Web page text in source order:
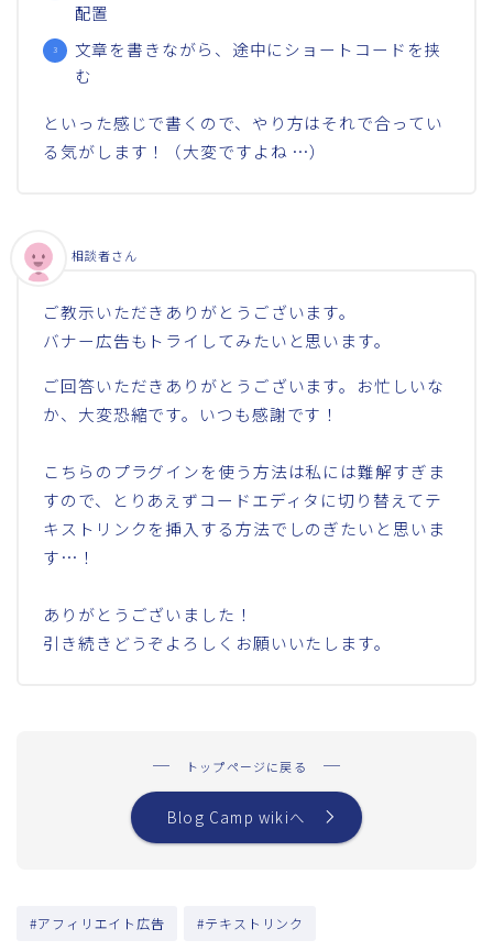
配置
文章を書きながら、途中にショートコードを挟
む
といった感じで書くので、やり方はそれで合ってい
る気がします！（大変ですよね …）
ご教示いただきありがとうございます。
バナー広告もトライしてみたいと思います。
ご回答いただきありがとうございます。お忙しいな
か、大変恐縮です。いつも感謝です！
こちらのプラグインを使う方法は私には難解すぎま
すので、とりあえずコードエディタに切り替えてテ
キストリンクを挿入する方法でしのぎたいと思いま
す…！
ありがとうございました！
引き続きどうぞよろしくお願いいたします。
相談者さん
トップページに戻る
Blog Camp wikiへ
#アフィリエイト広告 #テキストリンク